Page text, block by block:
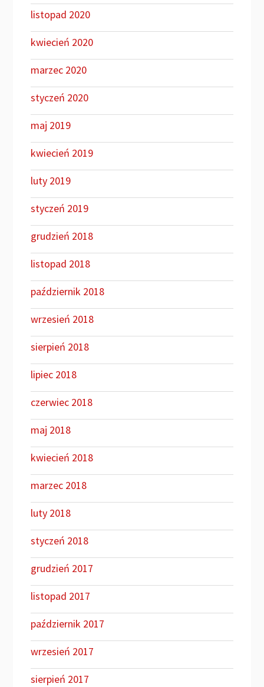
listopad 2020
kwiecień 2020
marzec 2020
styczeń 2020
maj 2019
kwiecień 2019
luty 2019
styczeń 2019
grudzień 2018
listopad 2018
październik 2018
wrzesień 2018
sierpień 2018
lipiec 2018
czerwiec 2018
maj 2018
kwiecień 2018
marzec 2018
luty 2018
styczeń 2018
grudzień 2017
listopad 2017
październik 2017
wrzesień 2017
sierpień 2017